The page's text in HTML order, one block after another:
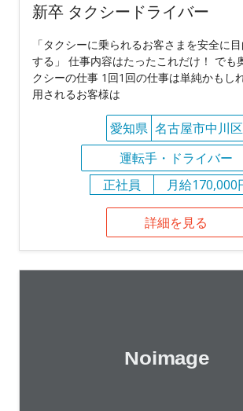
新卒 タクシードライバー
「タクシーに乗られるお客さまを安全に
する」 仕事内容はたったこれだけ！ でも
クシーの仕事 1回1回の仕事は単純かもし
用されるお客様は
愛知県 名古屋市中川区
運転手・ドライバー
正社員
月給170,000
詳細を見る